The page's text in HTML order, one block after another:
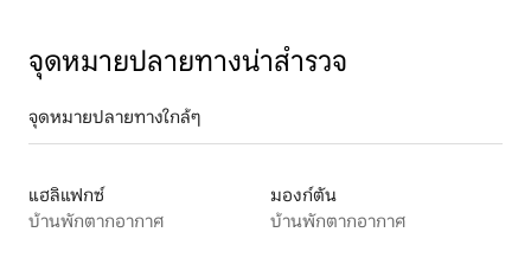
จุดหมายปลายทางน่าสำรวจ
จุดหมายปลายทางใกล้ๆ
แฮลิแฟกซ์
บ้านพักตากอากาศ
มองก์ตัน
บ้านพักตากอากาศ